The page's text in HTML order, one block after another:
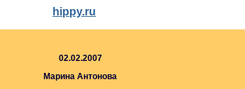
hippy.ru
02.02.2007
Марина Антонова